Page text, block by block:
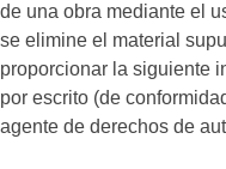
de una obra mediante el
se elimine el material
proporcionar la siguiente
por escrito (de
agente de derechos de